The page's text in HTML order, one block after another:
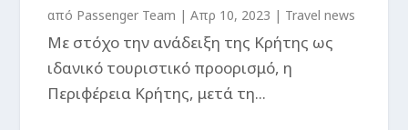
από Passenger Team |Απρ 10, 2023 | Travel news
Με στόχο την ανάδειξη της Κρήτης ως
ιδανικό τουριστικό προορισμό, η
Περιφέρεια Κρήτης, μετά τη...